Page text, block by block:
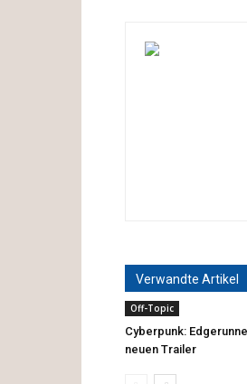
Verwandte Artikel
Off-Topic
Cyberpunk:
neuen Trailer